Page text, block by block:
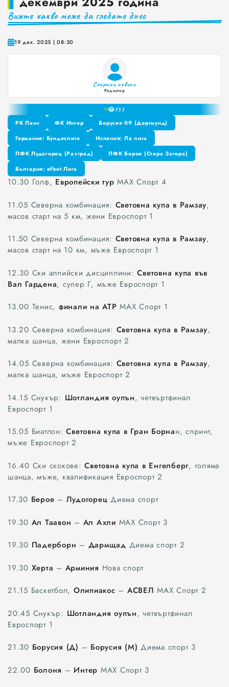
Публични са критериите за ръководители на болници и общински дружества във Варна
Вижте какво може да гледате днес
19 дек. 2025 | 08:30
Спортни новини
Редактор
75
0
1
2
3
4
5
6
8
9
РК Ланс
РК Ланс
ФК Интер
ФК Интер
Борусия 09 (Дортмунд)
Борусия 09 (Дортмунд)
Германия: Бундеслига
Германия: Бундеслига
Испания: Ла лига
Испания: Ла лига
ПФК Лудогорец (Разград)
ПФК Лудогорец (Разград)
ПФК Берое (Стара Загора)
България: efbet Лига
България: efbet Лига
10.30 Голф, Европейски тур МАХ Спорт 4
11.05 Северна комбинация: Световна купа в Рамзау,
масов старт на 5 км, жени Евроспорт 1
11.50 Северна комбинация: Световна купа в Рамзау,
масов старт на 10 км, мъже Евроспорт 1
12.30 Ски алпийски дисциплини:Световна купа във
Вал Гардена, супер Г, мъже Евроспорт 1
13.00 Тенис, финали на АТР МАХ Спорт 1
13.20 Северна комбинация: Световна купа в Рамзау,
малка шанца, жени Евроспорт 2
14.05 Северна комбинация: Световна купа в Рамзау,
малка шанца, мъже Евроспорт 2
14.15 Снукър: Шотландия оупън, четвъртфинал
Евроспорт 1
15.05 Биатлон:Световна купа в Гран Борнан, спринт,
мъже Евроспорт 2
16.40 Ски скокове:Световна купа в Енгелберг, голяма
шанца, мъже, квалификация Евроспорт 2
17.30 Берое – Лудогорец Диема спорт
19.30 Ал Таавон – Ал Ахли МАХ Спорт 3
19.30 Падерборн – Дармщад Диема спорт 2
19.30 Херта – Арминия Нова спорт
21.15 Баскетбол, Олипиакос – АСВЕЛМАХ Спорт 2
20.45 Снукър: Шотландия оупън, четвъртфинал
Евроспорт 1
21.30 Борусия (Д) – Борусия (М) Диема спорт 3
22.00 Болоня – Интер МАХ Спорт 3